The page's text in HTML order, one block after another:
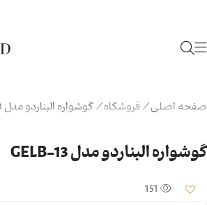
صفحه اصلی/فروشگاه/گوشواره البناردو مدل GELB-13
گوشواره البناردو مدل GELB-13
151